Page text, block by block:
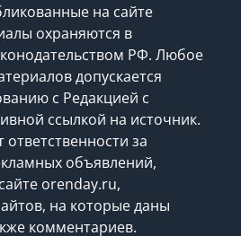
на сайте
охраняются в
РФ. Любое
допускается
с Редакцией с
ссылкой на источник.
ответственности за
объявлений,
orenday.ru,
на которые даны
комментариев.